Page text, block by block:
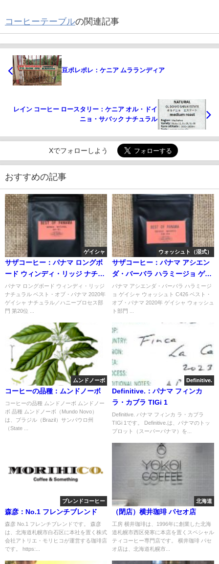
コーヒーテーブルの関連記事
豆ポレポレ：ケニア ムラランディア
レイン コーヒー ロースタリー：ケニア オル・ドイ
ニョ・サバック ナチュラル
Xでフォローしよう
おすすめの記事
ゲイシャ
サザコーヒー：パナマ ロングボ
ード ウィンディ・リッジ ナチュ
ラル ベスト・オブ・パナマ 2020
年 ゲイシャ ナチュラル／ハニー
プロセス部門 第20位
パナマ ロングボード ウィンディ・リッジ
ナチュラル ベスト・オブ・パナマ 2020年
ゲイシャ ナチュラル／ハニープロセス部
門 第20位 ...
ウォッシュト（湿式）
サザコーヒー：パナマ アシエン
ダ・バーバラ ハラミージョ ゲイ
シャ ウォッシュト C426 ベス
ト・オブ・パナマ 2020年 ゲイシ
ャ ウォッシュト部門 第4位
パナマ アシエンダ・バーバラ ハラミージ
ョ ゲイシャ ウォッシュト C426 ベスト・
オブ・パナマ 2020年 ゲイシャ ウォッシュ
ト部門 ...
ムンドノーボ
コーヒーの品種：ムンドノーボ
コーヒーの品種 ムンドノーボ ムンドノー
ボ 品種 ムンドノーボ（Mundo Novo）
は、ブラジル（Brazil）サンパウロ州
（State ...
Definitive.
Definitive.：パナマ フィンカ
ラ・カブラ TIGi 1
Definitive. パナマ フィンカ ラ・カブラ
TIGi 1です。 Definitive.は、パナマのトッ
プロット（スーパーパナマ）を...
ブレンドコーヒー
森彦：No.1 フレンチブレンド
森彦 No.1 フレンチブレンドです。 森彦
は、北海道札幌市白石区に本社を置く株式
会社アトリエ・モリヒコが運営する珈琲店
です。 https:...
北海道
（閉店）横井珈琲 パセオ店
工房 横井珈琲は、1996年に創業した北海
道札幌市西区発寒に本店を置くスペシャル
ティコーヒー専門店です。 横井珈琲 パセ
オ店は、北海道札幌市...